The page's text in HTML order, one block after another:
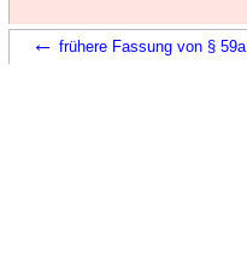
← frühere Fassung von § 59a